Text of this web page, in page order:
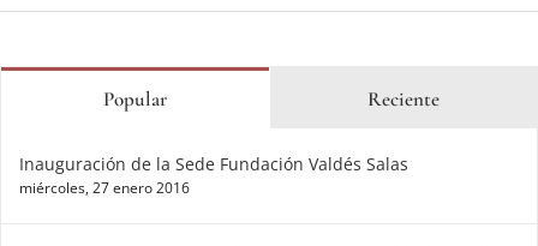
Popular Reciente
Inauguración de la Sede Fundación Valdés Salas
miércoles, 27 enero 2016